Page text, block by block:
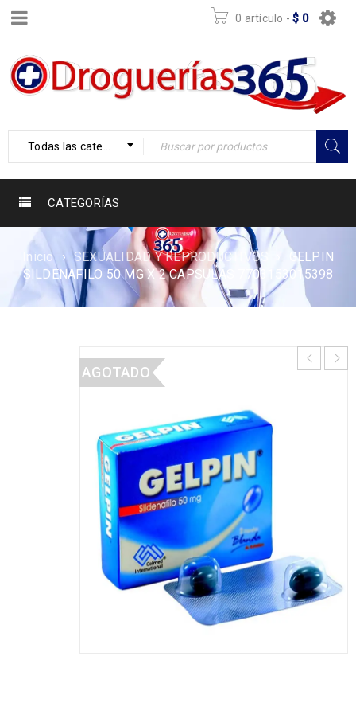
0 artículo - $ 0
Todas las categorías
CATEGORÍAS
Inicio › SEXUALIDAD Y REPRODUCTIVOS
GELPIN
SILDENAFILO 50 MG X 2 CAPSULAS 7703153015398
AGOTADO